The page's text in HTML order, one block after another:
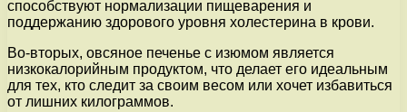
способствуют нормализации пищеварения и
поддержанию здорового уровня холестерина в крови.
Во-вторых, овсяное печенье с изюмом является
низкокалорийным продуктом, что делает его идеальным
для тех, кто следит за своим весом или хочет избавиться
от лишних килограммов.